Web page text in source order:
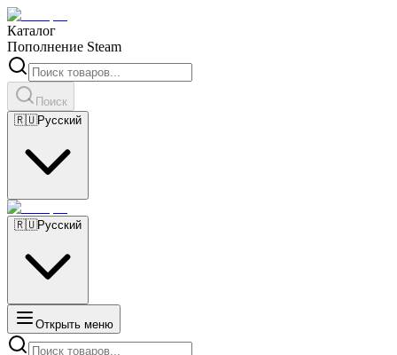
Каталог
Пополнение Steam
Поиск
🇷🇺Русский
🇷🇺Русский
Открыть меню